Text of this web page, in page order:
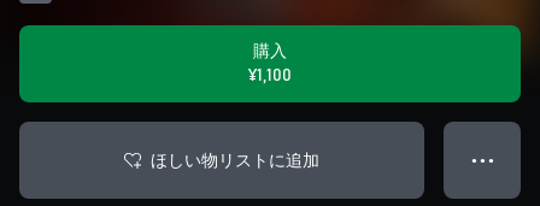
購入
¥1,100
ほしい物リストに追加 ● ● ●